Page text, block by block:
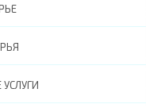
УСЛУГИ